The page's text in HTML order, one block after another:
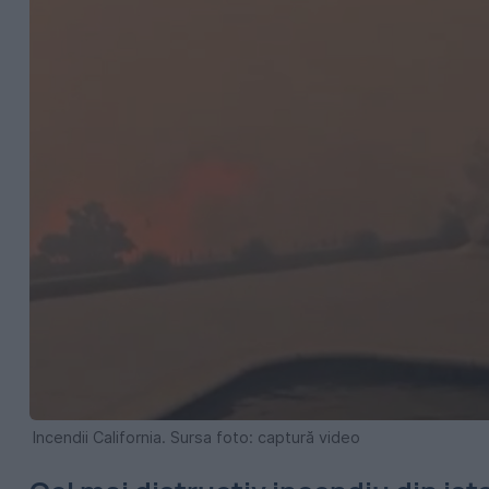
Incendii California. Sursa foto: captură video